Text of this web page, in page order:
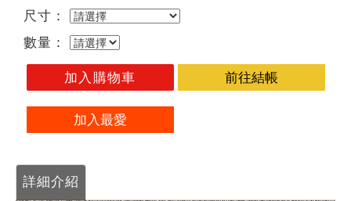
尺寸：
數量：
加入購物車 前往結帳
加入最愛
詳細介紹